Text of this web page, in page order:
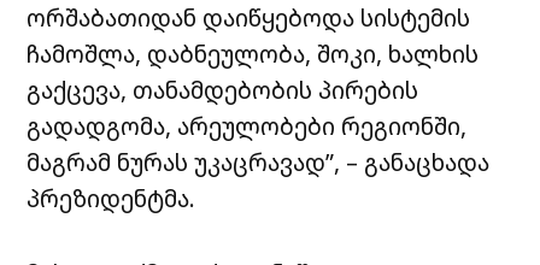
ორშაბათიდან დაიწყებოდა სისტემის
ჩამოშლა, დაბნეულობა, შოკი, ხალხის
გაქცევა, თანამდებობის პირების
გადადგომა, არეულობები რეგიონში,
მაგრამ ნურას უკაცრავად”, – განაცხადა
პრეზიდენტმა.